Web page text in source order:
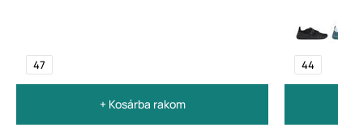
47
+ Kosárba rakom
44